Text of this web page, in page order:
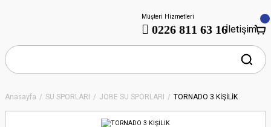
Müşteri Hizmetleri
0226 811 63 16İletişim
Anasayfa SU SPORLARI JOBE SU SPORLARI TORNADO 3 KİŞİLİK